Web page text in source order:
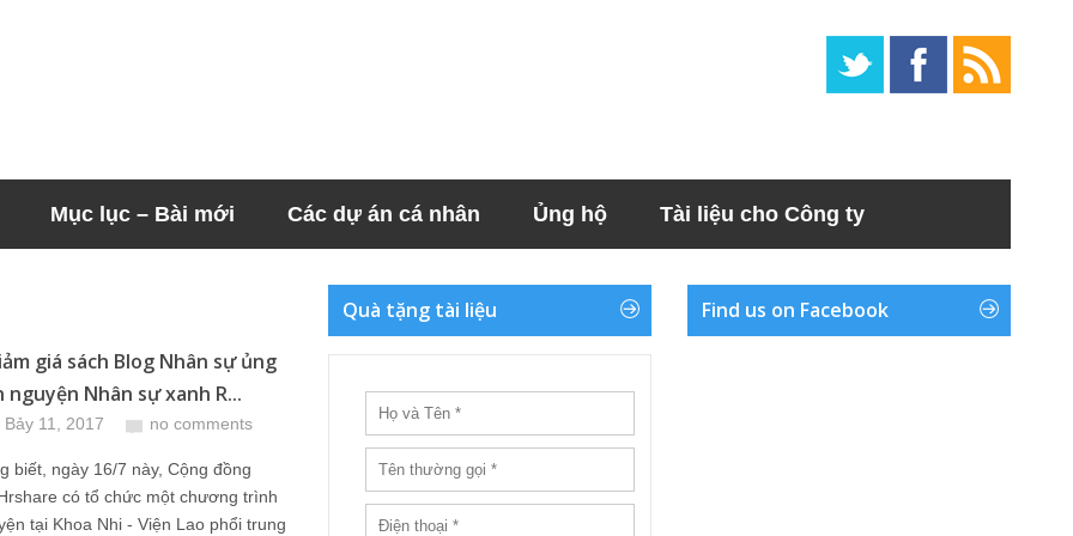
Mục lục – Bài mới Các dự án cá nhân Ủng hộ Tài liệu cho Công ty
giá sách Blog Nhân sự ủng
Nhân sự xanh R...
11, 2017 no comments
biết, ngày 16/7 này, Cộng đồng
có tổ chức một chương trình
tại Khoa Nhi - Viện Lao phổi trung
Quà tặng tài liệu Find us on Facebook